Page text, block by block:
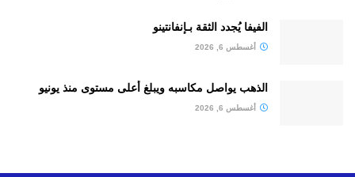
الفيفا يُجدد الثقة بـإنفانتينو
أغسطس 6, 2026
الذهب يواصل مكاسبه ويبلغ أعلى مستوى منذ يونيو
أغسطس 6, 2026